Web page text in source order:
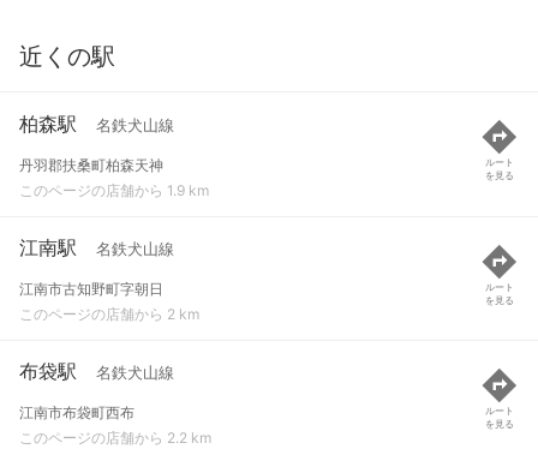
近くの駅
柏森駅 名鉄犬山線
丹羽郡扶桑町柏森天神
このページの店舗から 1.9 km
ルート
を見る
江南駅 名鉄犬山線
江南市古知野町字朝日
このページの店舗から 2 km
ルート
を見る
布袋駅 名鉄犬山線
江南市布袋町西布
このページの店舗から 2.2 km
ルート
を見る